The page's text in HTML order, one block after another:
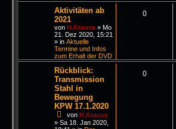
Aktivitäten ab
2021
von H.Krause » Mo
21. Dez 2020, 15:21
» in Aktuelle
Termine und Infos
zum Erhalt der DVD
0
Rückblick:
Transmission
Stahl in
Bewegung
KPW 17.1.2020
von H.Krause
» Sa 18. Jan 2020,
0